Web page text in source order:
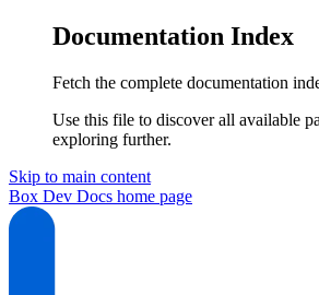
Documentation Index
Fetch the complete documentation
Use this file to discover all available
exploring further.
Skip to main content
Box Dev Docs home page